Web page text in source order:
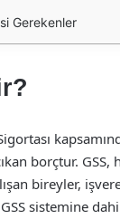
Gerekenler
borçtur. GSS,
bireyler,
sistemine